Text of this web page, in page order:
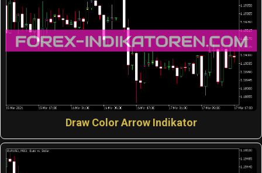
Draw Color Arrow Indikator